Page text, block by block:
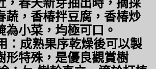
，春天新芽抽出時，摘採
蔬，香椿拌豆腐，香椿炒
為小菜，均極可口。
成熟果序乾燥後可以製
形特殊，是優良觀賞樹